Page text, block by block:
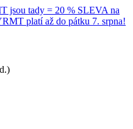
jsou tady = 20 % SLEVA na
platí až do pátku 7. srpna!
)